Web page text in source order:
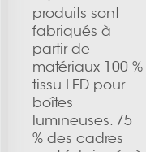
produits sont
fabriqués à
partir de
matériaux 100 %
tissu LED pour
boîtes
lumineuses. 75
% des cadres